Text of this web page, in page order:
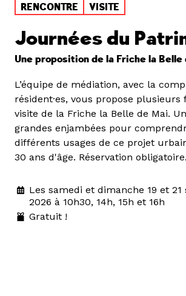
RENCONTRE VISITE
Journées du
Une proposition de la Friche la Belle
L’équipe de médiation, avec la
résident·es, vous propose plusieurs
visite de la Friche la Belle de Mai.
grandes enjambées pour
différents usages de ce projet
30 ans d'âge. Réservation obligatoire.
Les samedi et dimanche 19 et
2026 à 10h30, 14h, 15h et 16h
Gratuit !